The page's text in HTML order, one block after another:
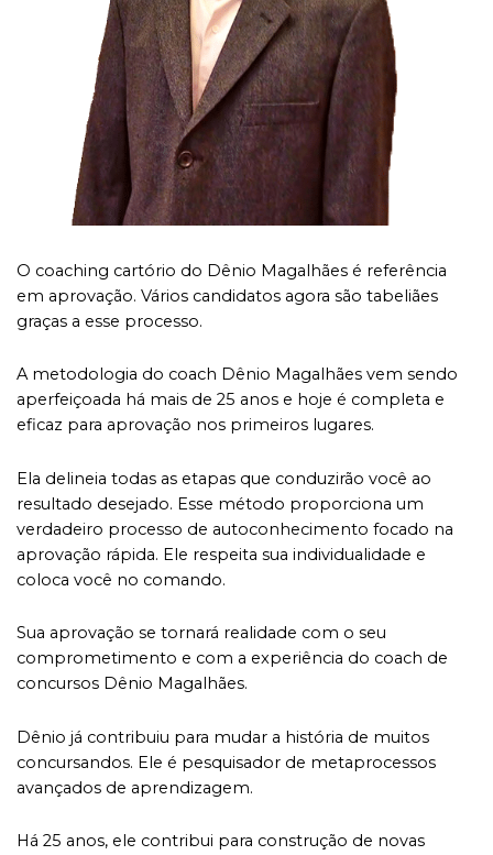
O coaching cartório do Dênio Magalhães é referência
em aprovação. Vários candidatos agora são tabeliães
graças a esse processo.
A metodologia do coach Dênio Magalhães vem sendo
aperfeiçoada há mais de 25 anos e hoje é completa e
eficaz para aprovação nos primeiros lugares.
Ela delineia todas as etapas que conduzirão você ao
resultado desejado. Esse método proporciona um
verdadeiro processo de autoconhecimento focado na
aprovação rápida. Ele respeita sua individualidade e
coloca você no comando.
Sua aprovação se tornará realidade com o seu
comprometimento e com a experiência do coach de
concursos Dênio Magalhães.
Dênio já contribuiu para mudar a história de muitos
concursandos. Ele é pesquisador de metaprocessos
avançados de aprendizagem.
Há 25 anos, ele contribui para construção de novas